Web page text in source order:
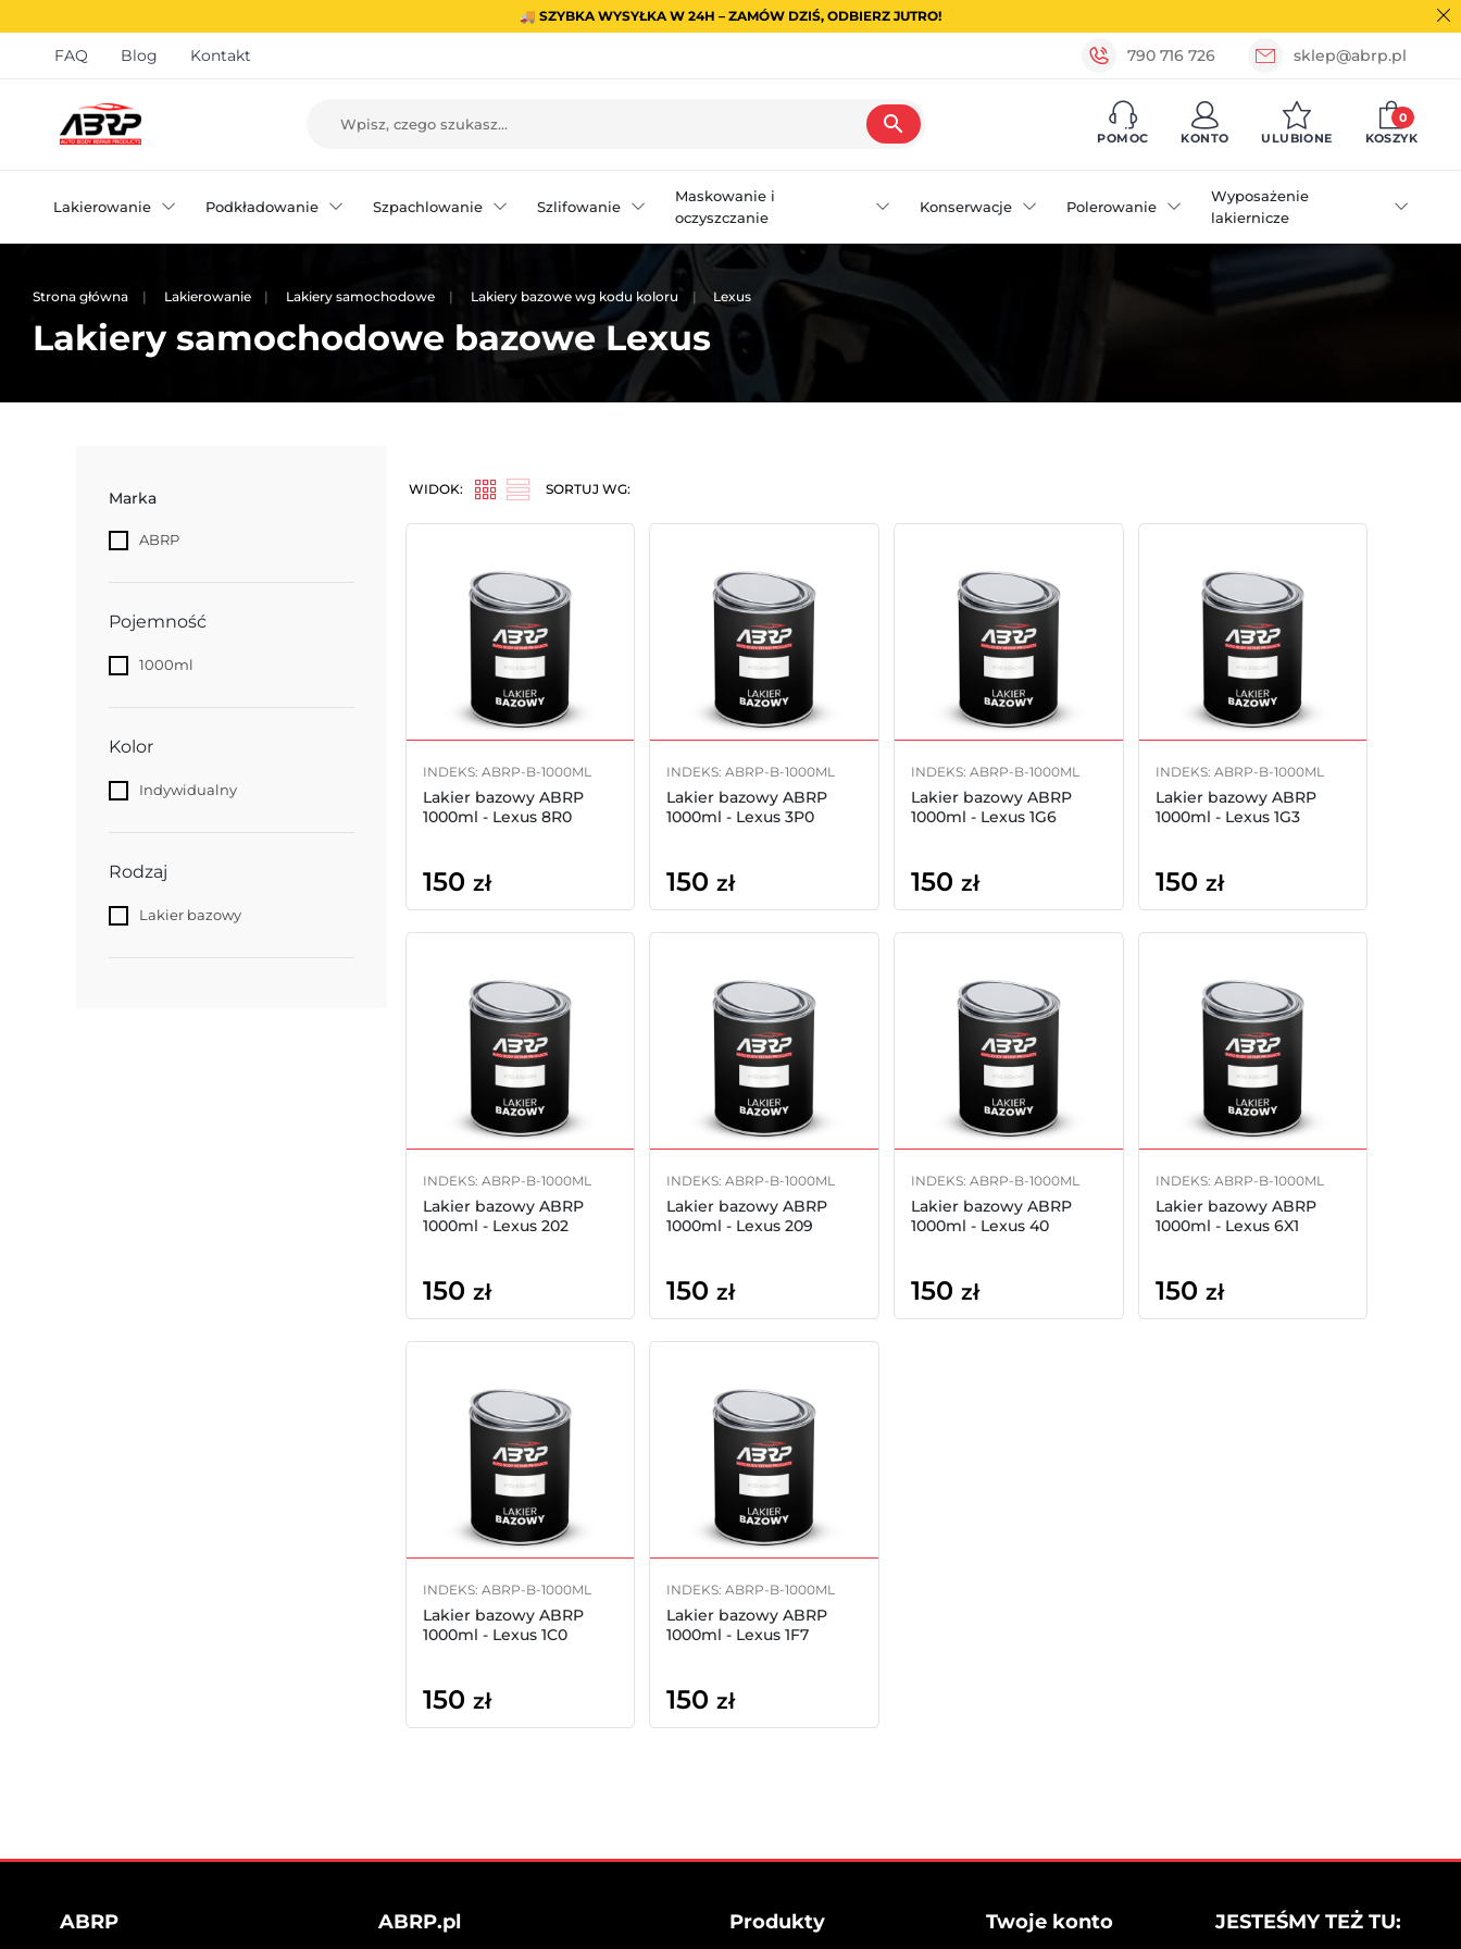
🚚 SZYBKA WYSYŁKA W 24H – ZAMÓW DZIŚ, ODBIERZ JUTRO!
FAQ Blog Kontakt 790 716 726 sklep@abrp.pl
search
POMOC KONTO ULUBIONE KOSZYK
0
Lakierowanie Podkładowanie Szpachlowanie Szlifowanie
Maskowanie i
oczyszczanie
Konserwacje Polerowanie
Wyposażenie
lakiernicze
Strona główna Lakierowanie Lakiery samochodowe Lakiery bazowe wg kodu koloru Lexus
Lakiery samochodowe bazowe Lexus
Marka
ABRP
Pojemność
1000ml
Kolor
Indywidualny
Rodzaj
Lakier bazowy
WIDOK: SORTUJ WG:
INDEKS: ABRP-B-1000ML
Lakier bazowy ABRP
1000ml - Lexus 8R0
150 zł
INDEKS: ABRP-B-1000ML
Lakier bazowy ABRP
1000ml - Lexus 3P0
150 zł
INDEKS: ABRP-B-1000ML
Lakier bazowy ABRP
1000ml - Lexus 1G6
150 zł
INDEKS: ABRP-B-1000ML
Lakier bazowy ABRP
1000ml - Lexus 1G3
150 zł
INDEKS: ABRP-B-1000ML
Lakier bazowy ABRP
1000ml - Lexus 202
150 zł
INDEKS: ABRP-B-1000ML
Lakier bazowy ABRP
1000ml - Lexus 209
150 zł
INDEKS: ABRP-B-1000ML
Lakier bazowy ABRP
1000ml - Lexus 40
150 zł
INDEKS: ABRP-B-1000ML
Lakier bazowy ABRP
1000ml - Lexus 6X1
150 zł
INDEKS: ABRP-B-1000ML
Lakier bazowy ABRP
1000ml - Lexus 1C0
150 zł
INDEKS: ABRP-B-1000ML
Lakier bazowy ABRP
1000ml - Lexus 1F7
150 zł
ABRP ABRP.pl Produkty Twoje konto JESTEŚMY TEŻ TU: